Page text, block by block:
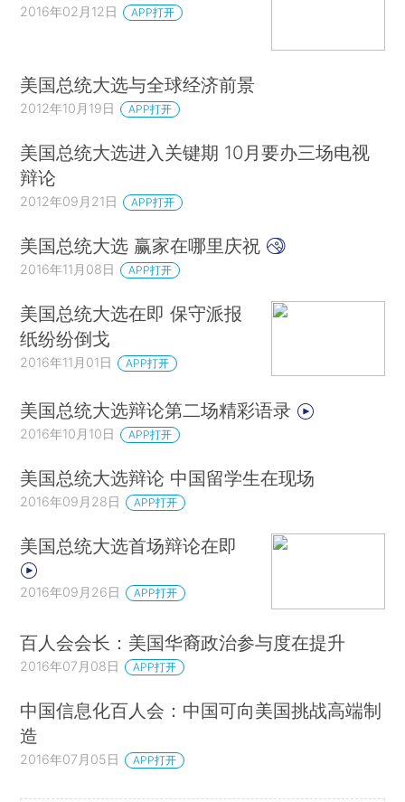
2016年02月12日 APP打开
美国总统大选与全球经济前景
2012年10月19日 APP打开
美国总统大选进入关键期 10月要办三场电视
辩论
2012年09月21日 APP打开
美国总统大选 赢家在哪里庆祝
2016年11月08日 APP打开
美国总统大选在即 保守派报
纸纷纷倒戈
2016年11月01日 APP打开
美国总统大选辩论第二场精彩语录
2016年10月10日 APP打开
美国总统大选辩论 中国留学生在现场
2016年09月28日 APP打开
美国总统大选首场辩论在即
2016年09月26日 APP打开
百人会会长：美国华裔政治参与度在提升
2016年07月08日 APP打开
中国信息化百人会：中国可向美国挑战高端制
造
2016年07月05日 APP打开